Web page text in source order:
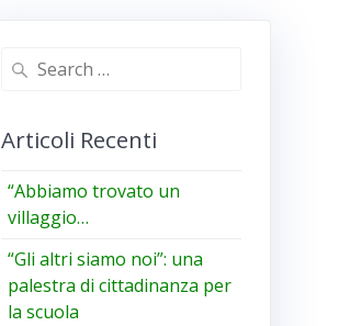
Search
Articoli Recenti
“Abbiamo trovato un
villaggio…
“Gli altri siamo noi”: una
palestra di cittadinanza per
la scuola